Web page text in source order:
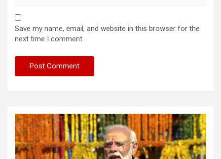
Save my name, email, and website in this browser for the
next time I comment.